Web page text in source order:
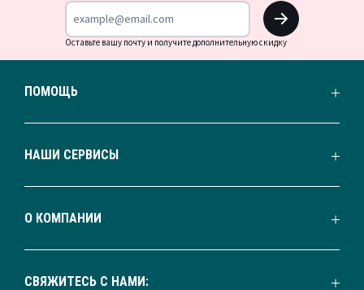
OK
Оставьте вашу почту и получите дополнительную скидку
ПОМОЩЬ
НАШИ СЕРВИСЫ
О КОМПАНИИ
СВЯЖИТЕСЬ С НАМИ: